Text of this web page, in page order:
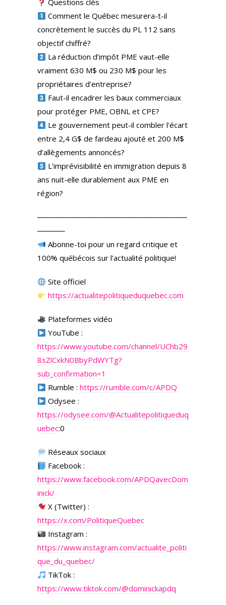
Questions clés
Comment le Québec mesurera-t-il
concrètement le succès du PL 112 sans
objectif chiffré?
La réduction d’impôt PME vaut-elle
vraiment 630 M$ ou 230 M$ pour les
propriétaires d’entreprise?
Faut-il encadrer les baux commerciaux
pour protéger PME, OBNL et CPE?
Le gouvernement peut-il combler l’écart
entre 2,4 G$ de fardeau ajouté et 200 M$
d’allègements annoncés?
L’imprévisibilité en immigration depuis 8
ans nuit-elle durablement aux PME en
région?
───────────────────────────
─────
Abonne-toi pour un regard critique et
100% québécois sur l’actualité politique!
Site officiel
https://actualitepolitiqueduquebec.com
Plateformes vidéo
YouTube :
https://www.youtube.com/channel/UChb29
8sZlCxkN0BbyPdWYTg?
sub_confirmation=1
Rumble :https://rumble.com/c/APDQ
Odysee :
https://odysee.com/@Actualitepolitiqueduq
uebec:0
Réseaux sociaux
Facebook :
https://www.facebook.com/APDQavecDom
inick/
X (Twitter) :
https://x.com/PolitiqueQuebec
Instagram :
https://www.instagram.com/actualite_politi
que_du_quebec/
TikTok :
https://www.tiktok.com/@dominickapdq